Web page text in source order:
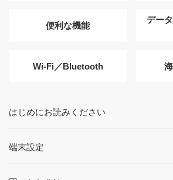
便利な機能
デー
Wi-Fi／Bluetooth
はじめにお読みください
端末設定